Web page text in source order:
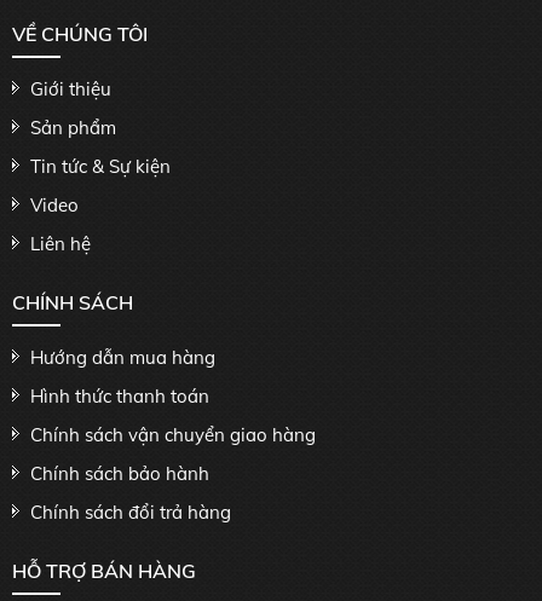
VỀ CHÚNG TÔI
Giới thiệu
Sản phẩm
Tin tức & Sự kiện
Video
Liên hệ
CHÍNH SÁCH
Hướng dẫn mua hàng
Hình thức thanh toán
Chính sách vận chuyển giao hàng
Chính sách bảo hành
Chính sách đổi trả hàng
HỖ TRỢ BÁN HÀNG